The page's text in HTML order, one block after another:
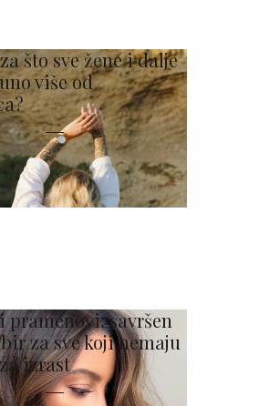
što sve žene i dalje
više od
pramenovi: savršen
za sve koji nemaju
izrast